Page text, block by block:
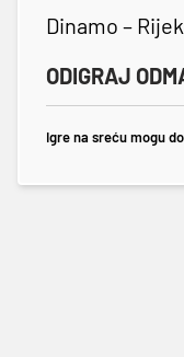
Dinamo –
ODIGRAJ
Igre na sreću mogu